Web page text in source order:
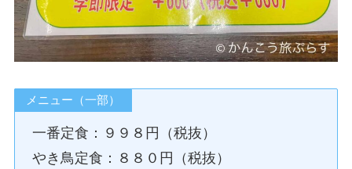
メニュー（一部）
一番定食：９９８円（税抜）
やき鳥定食：８８０円（税抜）